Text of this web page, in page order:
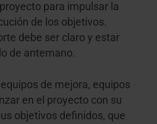
para impulsar la
de los objetivos.
debe ser claro y estar
de antemano.
de mejora, equipos
en el proyecto con su
objetivos definidos, que